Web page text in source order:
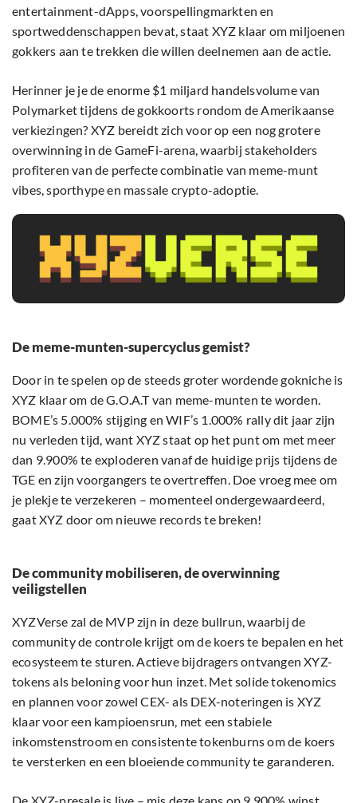
entertainment-dApps, voorspellingmarkten en
sportweddenschappen bevat, staat XYZ klaar om miljoenen
gokkers aan te trekken die willen deelnemen aan de actie.
Herinner je je de enorme $1 miljard handelsvolume van
Polymarket tijdens de gokkoorts rondom de Amerikaanse
verkiezingen? XYZ bereidt zich voor op een nog grotere
overwinning in de GameFi-arena, waarbij stakeholders
profiteren van de perfecte combinatie van meme-munt
vibes, sporthype en massale crypto-adoptie.
De meme-munten-supercyclus gemist?
Door in te spelen op de steeds groter wordende gokniche is
XYZ klaar om de G.O.A.T van meme-munten te worden.
BOME’s 5.000% stijging en WIF’s 1.000% rally dit jaar zijn
nu verleden tijd, want XYZ staat op het punt om met meer
dan 9.900% te exploderen vanaf de huidige prijs tijdens de
TGE en zijn voorgangers te overtreffen. Doe vroeg mee om
je plekje te verzekeren – momenteel ondergewaardeerd,
gaat XYZ door om nieuwe records te breken!
De community mobiliseren, de overwinning
veiligstellen
XYZVerse zal de MVP zijn in deze bullrun, waarbij de
community de controle krijgt om de koers te bepalen en het
ecosysteem te sturen. Actieve bijdragers ontvangen XYZ-
tokens als beloning voor hun inzet. Met solide tokenomics
en plannen voor zowel CEX- als DEX-noteringen is XYZ
klaar voor een kampioensrun, met een stabiele
inkomstenstroom en consistente tokenburns om de koers
te versterken en een bloeiende community te garanderen.